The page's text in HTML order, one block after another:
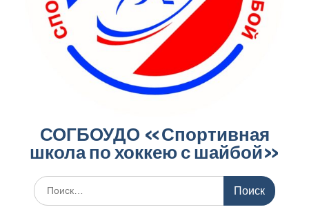
СОГБОУДО «‎Спортивная
школа по хоккею с шайбой»‎